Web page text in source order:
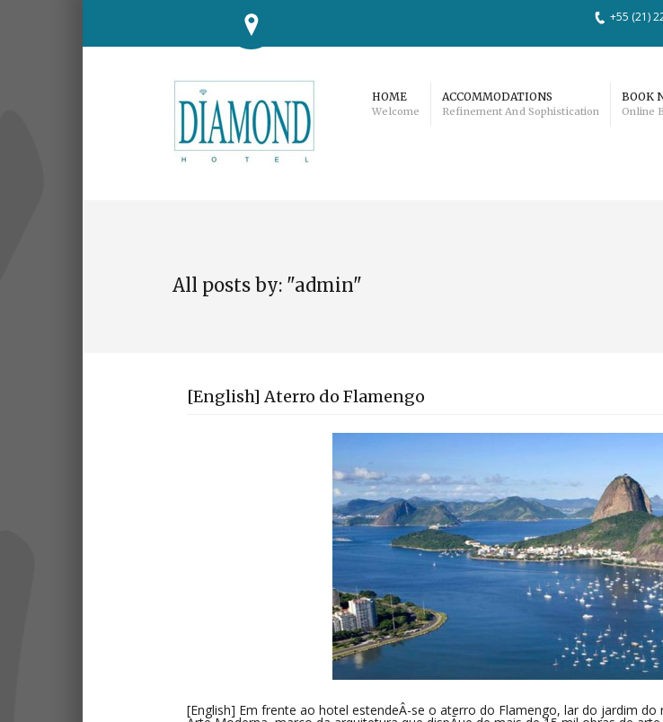
+55 (21)
HOME
Welcome
ACCOMMODATIONS
Refinement And Sophistication
BOOK
Online
All posts by: "admin"
[English] Aterro do Flamengo
[English] Em frente ao hotel estendeÂ­-se o aterro do Flamengo, lar do jardim